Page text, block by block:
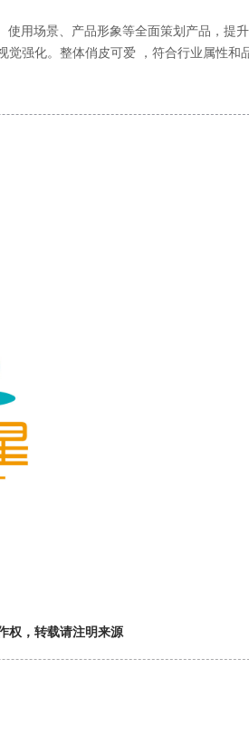
用场景、产品形象等全面策划产品，提升
强化。整体俏皮可爱 ，符合行业属性和
权，转载请注明来源